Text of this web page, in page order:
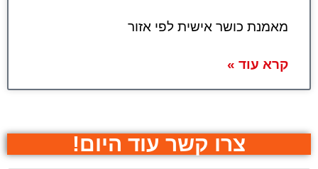
מאמנת כושר אישית לפי אזור
קרא עוד »
צרו קשר עוד היום!